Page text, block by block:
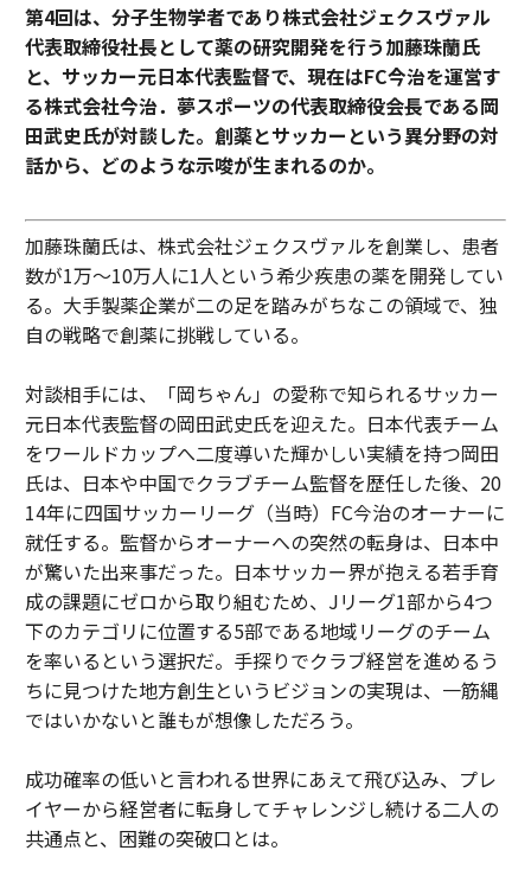
第4回は、分子生物学者であり株式会社ジェクスヴァル
代表取締役社長として薬の研究開発を行う加藤珠蘭氏
と、サッカー元日本代表監督で、現在はFC今治を運営す
る株式会社今治．夢スポーツの代表取締役会長である岡
田武史氏が対談した。創薬とサッカーという異分野の対
話から、どのような示唆が生まれるのか。
加藤珠蘭氏は、株式会社ジェクスヴァルを創業し、患者
数が1万〜10万人に1人という希少疾患の薬を開発してい
る。大手製薬企業が二の足を踏みがちなこの領域で、独
自の戦略で創薬に挑戦している。
対談相手には、「岡ちゃん」の愛称で知られるサッカー
元日本代表監督の岡田武史氏を迎えた。日本代表チーム
をワールドカップへ二度導いた輝かしい実績を持つ岡田
氏は、日本や中国でクラブチーム監督を歴任した後、20
14年に四国サッカーリーグ（当時）FC今治のオーナーに
就任する。監督からオーナーへの突然の転身は、日本中
が驚いた出来事だった。日本サッカー界が抱える若手育
成の課題にゼロから取り組むため、Jリーグ1部から4つ
下のカテゴリに位置する5部である地域リーグのチーム
を率いるという選択だ。手探りでクラブ経営を進めるう
ちに見つけた地方創生というビジョンの実現は、一筋縄
ではいかないと誰もが想像しただろう。
成功確率の低いと言われる世界にあえて飛び込み、プレ
イヤーから経営者に転身してチャレンジし続ける二人の
共通点と、困難の突破口とは。